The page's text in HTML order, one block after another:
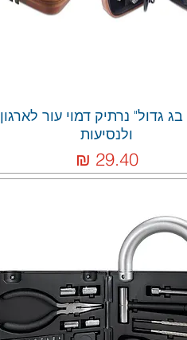
גדול" נרתיק דמוי עור לארגון
ולנסיעות
מחיר‏29.40 ‏₪